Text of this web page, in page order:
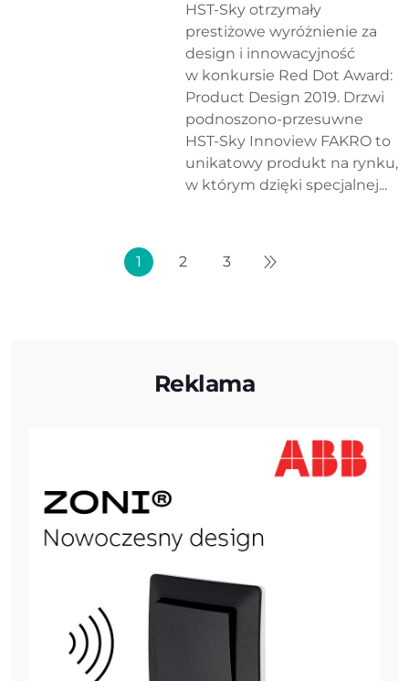
HST-Sky otrzymały
prestiżowe wyróżnienie za
design i innowacyjność
w konkursie Red Dot Award:
Product Design 2019. Drzwi
podnoszono-przesuwne
HST-Sky Innoview FAKRO to
unikatowy produkt na rynku,
w którym dzięki specjalnej...
1 2 3
Reklama